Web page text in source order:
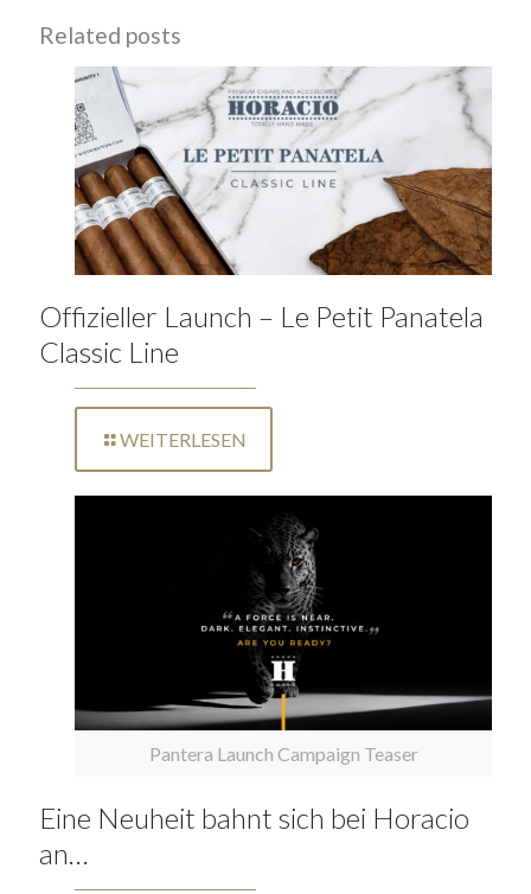
Related posts
Offizieller Launch – Le Petit Panatela
Classic Line
WEITERLESEN
Pantera Launch Campaign Teaser
Eine Neuheit bahnt sich bei Horacio
an…